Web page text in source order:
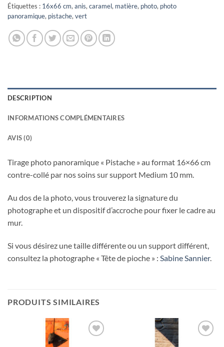
Étiquettes : 16x66 cm, anis, caramel, matière, photo, photo
panoramique, pistache, vert
DESCRIPTION
INFORMATIONS COMPLÉMENTAIRES
AVIS (0)
Tirage photo panoramique « Pistache » au format 16×66 cm
contre-collé par nos soins sur support Medium 10 mm.
Au dos de la photo, vous trouverez la signature du
photographe et un dispositif d’accroche pour fixer le cadre au
mur.
Si vous désirez une taille différente ou un support différent,
consultez la photographe « Tête de pioche » : Sabine Sannier.
PRODUITS SIMILAIRES